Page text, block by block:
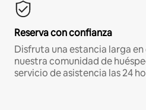
Reserva con confianza
Disfruta una estancia larga
nuestra comunidad de
servicio de asistencia las 24